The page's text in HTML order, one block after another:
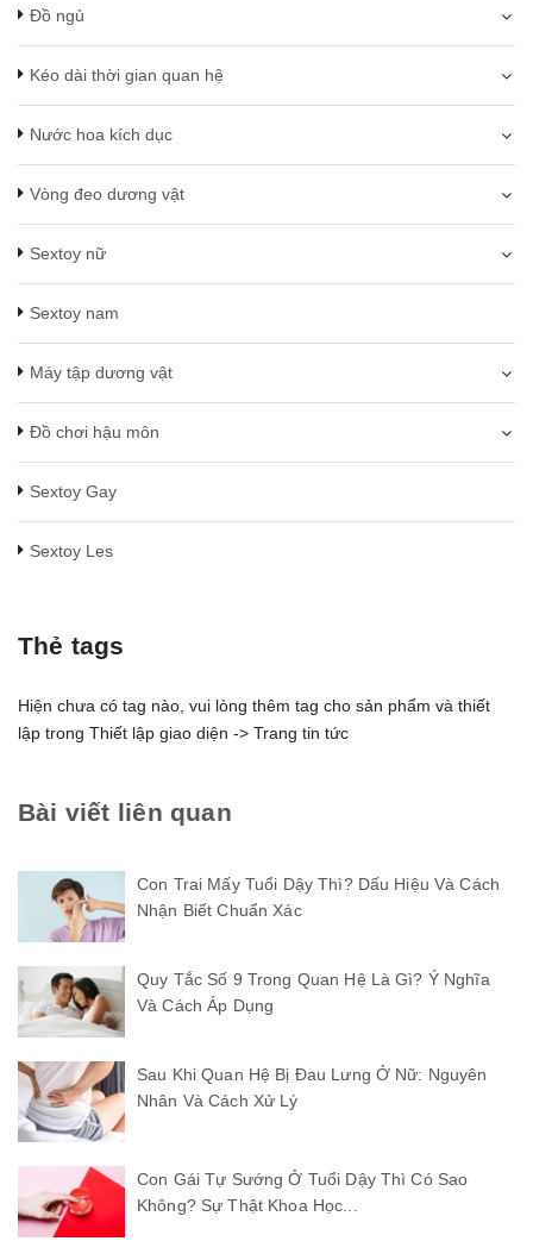
Đồ ngủ
Kéo dài thời gian quan hệ
Nước hoa kích dục
Vòng đeo dương vật
Sextoy nữ
Sextoy nam
Máy tập dương vật
Đồ chơi hậu môn
Sextoy Gay
Sextoy Les
Thẻ tags
Hiện chưa có tag nào, vui lòng thêm tag cho sản phẩm và thiết
lập trong Thiết lập giao diện -> Trang tin tức
Bài viết liên quan
Con Trai Mấy Tuổi Dậy Thì? Dấu Hiệu Và Cách
Nhận Biết Chuẩn Xác
Quy Tắc Số 9 Trong Quan Hệ Là Gì? Ý Nghĩa
Và Cách Áp Dụng
Sau Khi Quan Hệ Bị Đau Lưng Ở Nữ: Nguyên
Nhân Và Cách Xử Lý
Con Gái Tự Sướng Ở Tuổi Dậy Thì Có Sao
Không? Sự Thật Khoa Học...